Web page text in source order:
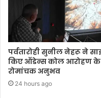
पर्वतारोही सुनील नेहरू ने
किए ऑडेन्स कोल आरोहण के
रोमांचक अनुभव
24 hours ago